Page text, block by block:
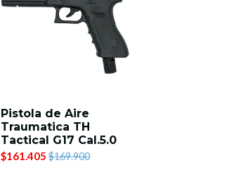
Pistola de Aire
Traumatica TH
Tactical G17 Cal.5.0
$161.405 $169.900